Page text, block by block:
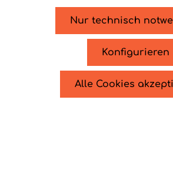
Design
und ggf.
nicht anders
Nur technisch
Konfigurieren
Alle Cookies